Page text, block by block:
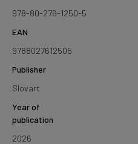
978-80-276-1250-5
EAN
9788027612505
Publisher
Slovart
Year of
publication
2026